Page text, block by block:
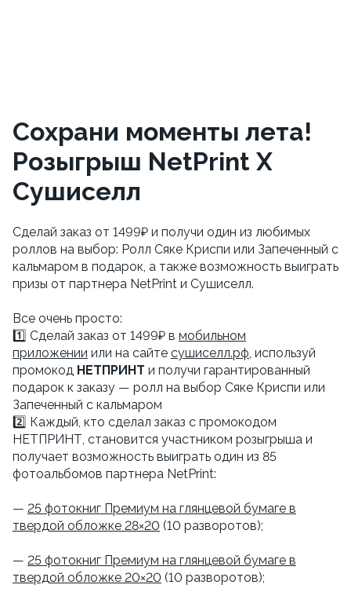
Сохрани моменты лета!
Розыгрыш NetPrint X
Сушиселл
Сделай заказ от 1499₽ и получи один из любимых
роллов на выбор: Ролл Сяке Криспи или Запеченный с
кальмаром в подарок, а также возможность выиграть
призы от партнера NetPrint и Сушиселл.
Все очень просто:
1️⃣ Сделай заказ от 1499₽ в мобильном
приложении или на сайте сушиселл.рф , используй
промокод НЕТПРИНТ и получи гарантированный
подарок к заказу — ролл на выбор Сяке Криспи или
Запеченный с кальмаром
2️⃣ Каждый, кто сделал заказ с промокодом
НЕТПРИНТ, становится участником розыгрыша и
получает возможность выиграть один из 85
фотоальбомов партнера NetPrint:
— 25 фотокниг Премиум на глянцевой бумаге в
твердой обложке 28×20 (10 разворотов);
— 25 фотокниг Премиум на глянцевой бумаге в
твердой обложке 20×20 (10 разворотов);